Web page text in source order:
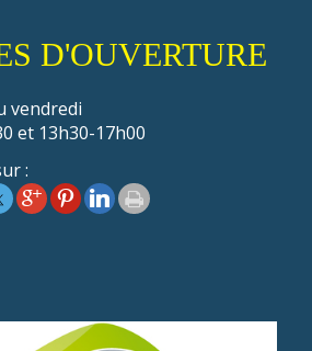
D'OUVERTURE
vendredi
et 13h30-17h00
: